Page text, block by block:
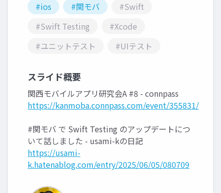
#ios #関モバ
#Swift
#Swift Testing
#Xcode
#ユニットテスト
#UIテスト
スライド概要
関西モバイルアプリ研究会A #8 - connpass
https://kanmoba.connpass.com/event/355831/
#関モバ で Swift Testing のアップデートにつ
いて話しました - usami-kの日記
https://usami-
k.hatenablog.com/entry/2025/06/05/080709